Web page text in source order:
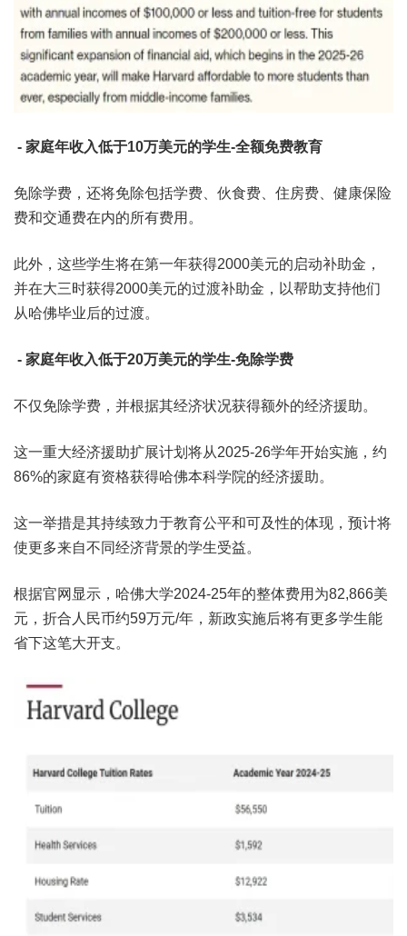
- 家庭年收入低于10万美元的学生-全额免费教育
免除学费，还将免除包括学费、伙食费、住房费、健康保险
费和交通费在内的所有费用。
此外，这些学生将在第一年获得2000美元的启动补助金，
并在大三时获得2000美元的过渡补助金，以帮助支持他们
从哈佛毕业后的过渡。
- 家庭年收入低于20万美元的学生-免除学费
不仅免除学费，并根据其经济状况获得额外的经济援助。
这一重大经济援助扩展计划将从2025-26学年开始实施，约
86%的家庭有资格获得哈佛本科学院的经济援助。
这一举措是其持续致力于教育公平和可及性的体现，预计将
使更多来自不同经济背景的学生受益。
根据官网显示，哈佛大学2024-25年的整体费用为82,866美
元，折合人民币约59万元/年，新政实施后将有更多学生能
省下这笔大开支。